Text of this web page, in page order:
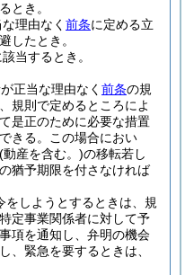
とき。
理由なく 前条に定める立
したとき。
当するとき。
正当な理由なく 前条の規
規則で定めるところによ
是正のために必要な措置
きる。
この場合におい
(動産を含む。)の移転若し
猶予期限を付さなければ
をしようとするときは、規
定事業関係者に対して予
項を通知し、弁明の機会
、緊急を要するときは、